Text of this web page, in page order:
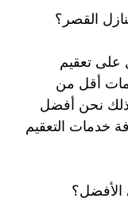
القصر؟
على تعقيم
أقل من
نحن أفضل
خدمات التعقيم
الأفضل؟